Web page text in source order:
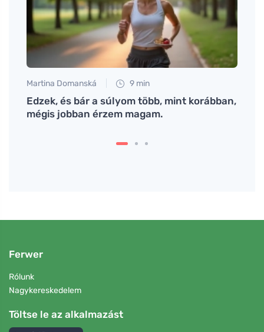
Martina Domanská 9 min
Edzek, és bár a súlyom több, mint korábban,
mégis jobban érzem magam.
Ferwer
Rólunk
Nagykereskedelem
Töltse le az alkalmazást